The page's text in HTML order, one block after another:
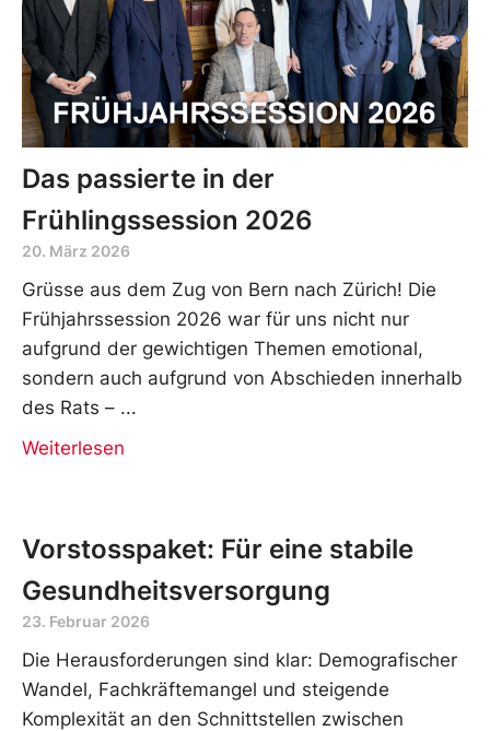
Das passierte in der
Frühlingssession 2026
20. März 2026
Grüsse aus dem Zug von Bern nach Zürich! Die
Frühjahrssession 2026 war für uns nicht nur
aufgrund der gewichtigen Themen emotional,
sondern auch aufgrund von Abschieden innerhalb
des Rats –
Weiterlesen
Vorstosspaket: Für eine stabile
Gesundheitsversorgung
23. Februar 2026
Die Herausforderungen sind klar: Demografischer
Wandel, Fachkräftemangel und steigende
Komplexität an den Schnittstellen zwischen